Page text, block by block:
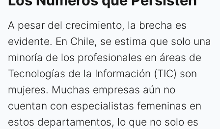
A pesar del crecimiento, la brecha es
evidente. En Chile, se estima que solo una
minoría de los profesionales en áreas de
Tecnologías de la Información (TIC) son
mujeres. Muchas empresas aún no
cuentan con especialistas femeninas en
estos departamentos, lo que no solo es